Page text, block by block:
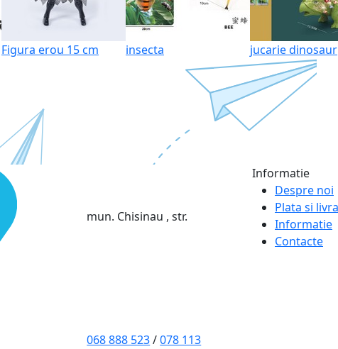
Figura erou 15 cm insecta jucarie dinosaur
mun. Chisinau , str.
068 888 523/078 113
Informatie
Despre noi
Plata si
Informatie
Contacte